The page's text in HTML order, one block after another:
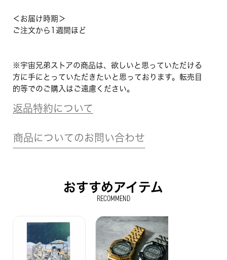
＜お届け時期＞
ご注文から1週間ほど
※宇宙兄弟ストアの商品は、欲しいと思っていただける
方に手にとっていただきたいと思っております。転売目
的等でのご購入はご遠慮ください。
返品特約について
商品についてのお問い合わせ
おすすめアイテム
RECOMMEND